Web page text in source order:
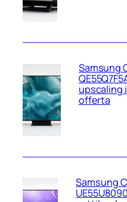
Samsung
upscaling
offerta
Samsung